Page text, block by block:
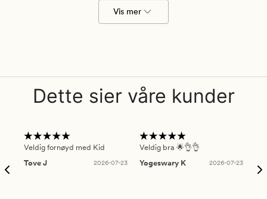
Vis mer
Dette sier våre kunder
Veldig fornøyd med Kid
Tove J
2026-07-23
Veldig bra 🌟👌👌
Yogeswary K
2026-07-23